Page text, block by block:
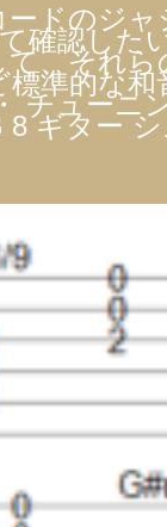
ードのジ
確認した
、それ
準的な
チューニ
ギター